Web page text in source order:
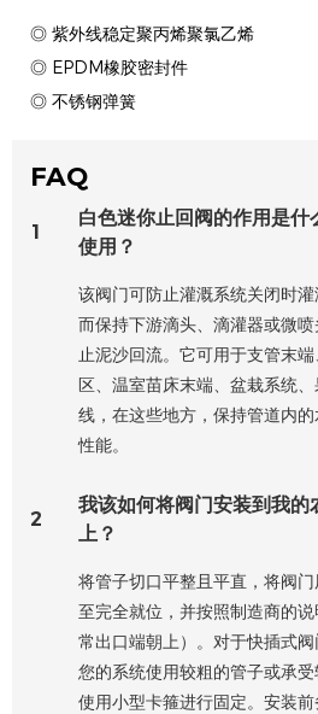
◎ 紫外线稳定聚丙烯聚氯乙烯
◎ EPDM橡胶密封件
◎ 不锈钢弹簧
FAQ
1
白色迷你止回阀的作用是什
使用？
该阀门可防止灌溉系统关闭时
而保持下游滴头、滴灌器或微
止泥沙回流。它可用于支管末
区、温室苗床末端、盆栽系统
线，在这些地方，保持管道内
性能。
2
我该如何将阀门安装到我的
上？
将管子切口平整且平直，将阀
至完全就位，并按照制造商的
常出口端朝上）。对于快插式
您的系统使用较粗的管子或承
使用小型卡箍进行固定。安装